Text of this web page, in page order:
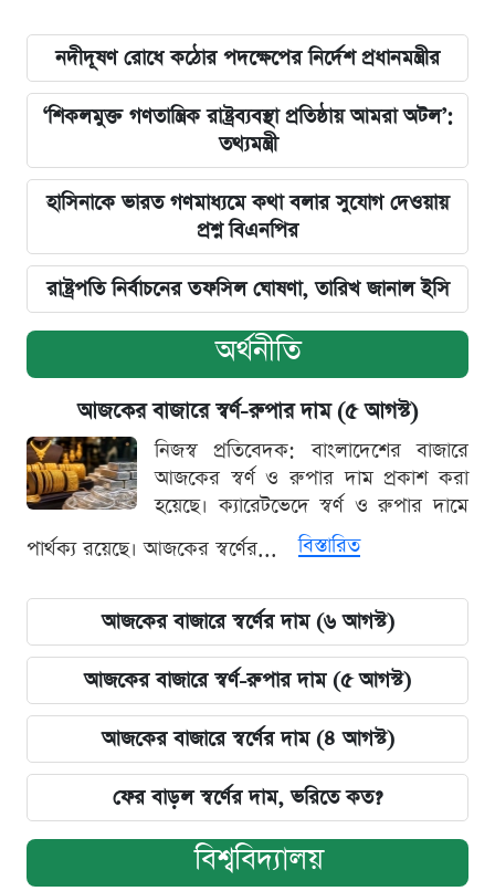
নদীদূষণ রোধে কঠোর পদক্ষেপের নির্দেশ প্রধানমন্ত্রীর
‘শিকলমুক্ত গণতান্ত্রিক রাষ্ট্রব্যবস্থা প্রতিষ্ঠায় আমরা অটল’:
তথ্যমন্ত্রী
হাসিনাকে ভারত গণমাধ্যমে কথা বলার সুযোগ দেওয়ায়
প্রশ্ন বিএনপির
রাষ্ট্রপতি নির্বাচনের তফসিল ঘোষণা, তারিখ জানাল ইসি
অর্থনীতি
আজকের বাজারে স্বর্ণ-রুপার দাম (৫ আগস্ট)
নিজস্ব প্রতিবেদক: বাংলাদেশের বাজারে
আজকের স্বর্ণ ও রুপার দাম প্রকাশ করা
হয়েছে। ক্যারেটভেদে স্বর্ণ ও রুপার দামে
পার্থক্য রয়েছে। আজকের স্বর্ণের...
বিস্তারিত
আজকের বাজারে স্বর্ণের দাম (৬ আগস্ট)
আজকের বাজারে স্বর্ণ-রুপার দাম (৫ আগস্ট)
আজকের বাজারে স্বর্ণের দাম (৪ আগস্ট)
ফের বাড়ল স্বর্ণের দাম, ভরিতে কত?
বিশ্ববিদ্যালয়